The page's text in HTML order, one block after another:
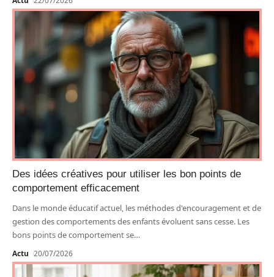
Des idées créatives pour utiliser les bon points de
comportement efficacement
Dans le monde éducatif actuel, les méthodes d'encouragement et de
gestion des comportements des enfants évoluent sans cesse. Les
bons points de comportement se…
Actu 20/07/2026